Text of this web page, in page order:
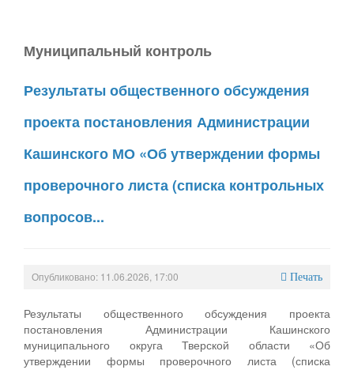
Муниципальный контроль
Результаты общественного обсуждения
проекта постановления Администрации
Кашинского МО «Об утверждении формы
проверочного листа (списка контрольных
вопросов...
Опубликовано: 11.06.2026, 17:00 Печать
Результаты общественного обсуждения проекта
постановления Администрации Кашинского
муниципального округа Тверской области «Об
утверждении формы проверочного листа (списка